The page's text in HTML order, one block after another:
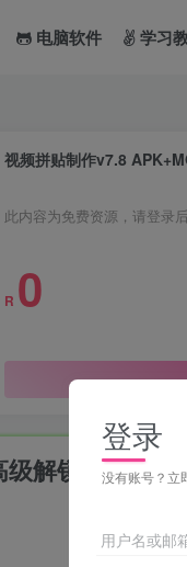
电脑软件 学习
视频拼贴制作v7.8
此内容为免费资源，请登录
R 0
解锁）
登录
没有账号？立
用户名或邮